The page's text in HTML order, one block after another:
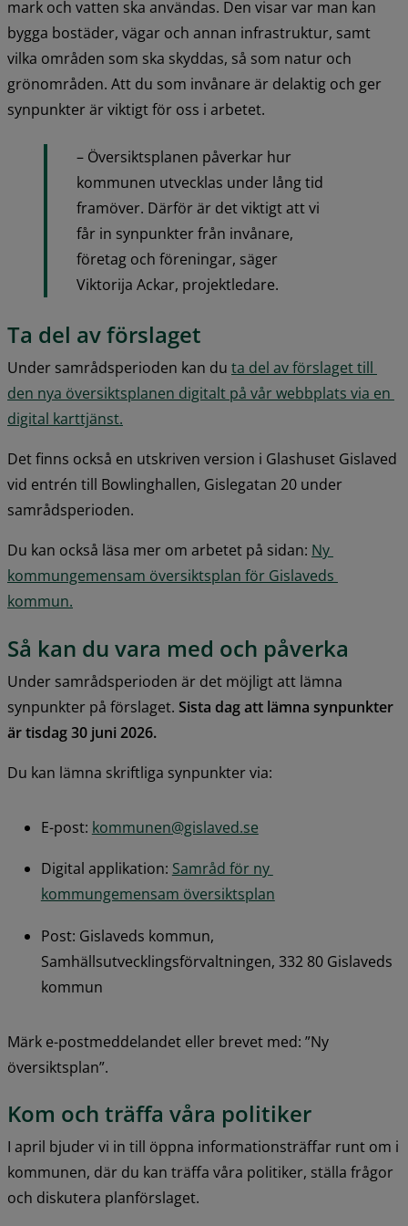
mark och vatten ska användas. Den visar var man kan
bygga bostäder, vägar och annan infrastruktur, samt
vilka områden som ska skyddas, så som natur och
grönområden. Att du som invånare är delaktig och ger
synpunkter är viktigt för oss i arbetet.
– Översiktsplanen påverkar hur
kommunen utvecklas under lång tid
framöver. Därför är det viktigt att vi
får in synpunkter från invånare,
företag och föreningar, säger
Viktorija Ackar, projektledare.
Ta del av förslaget
Under samrådsperioden kan du ta del av förslaget till
den nya översiktsplanen digitalt på vår webbplats via en
digital karttjänst.
Det finns också en utskriven version i Glashuset Gislaved
vid entrén till Bowlinghallen, Gislegatan 20 under
samrådsperioden.
Du kan också läsa mer om arbetet på sidan: Ny
kommungemensam översiktsplan för Gislaveds
kommun.
Så kan du vara med och påverka
Under samrådsperioden är det möjligt att lämna
synpunkter på förslaget. Sista dag att lämna synpunkter
är tisdag 30 juni 2026.
Du kan lämna skriftliga synpunkter via:
E-post: kommunen@gislaved.se
Digital applikation: Samråd för ny
kommungemensam översiktsplan
Post: Gislaveds kommun,
Samhällsutvecklingsförvaltningen, 332 80 Gislaveds
kommun
Märk e-postmeddelandet eller brevet med: ”Ny
översiktsplan”.
Kom och träffa våra politiker
I april bjuder vi in till öppna informationsträffar runt om i
kommunen, där du kan träffa våra politiker, ställa frågor
och diskutera planförslaget.